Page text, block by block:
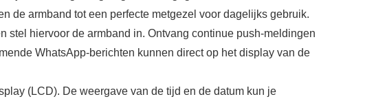
de armband tot een perfecte metgezel voor dagelijks gebruik.
stel hiervoor de armband in. Ontvang continue push-meldingen
WhatsApp-berichten kunnen direct op het display van de
(LCD). De weergave van de tijd en de datum kun je